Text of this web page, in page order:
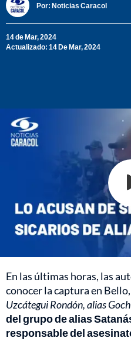
Por: Noticias Caracol
14 de Mar, 2024
Actualizado: 14 De Mar, 2024
En las últimas horas, las
conocer la captura en
Uzcátegui Rondón, alias
del grupo de alias
responsable del